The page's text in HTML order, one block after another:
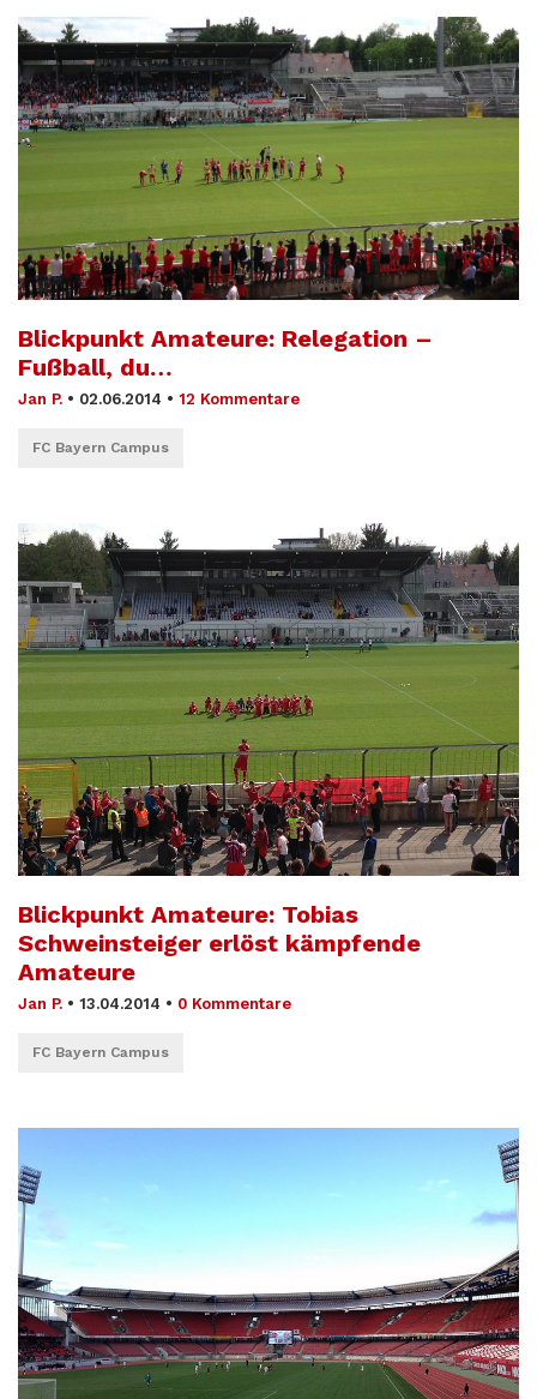
Blickpunkt Amateure: Relegation –
Fußball, du…
Jan P. • 02.06.2014 • 12 Kommentare
FC Bayern Campus
Blickpunkt Amateure: Tobias
Schweinsteiger erlöst kämpfende
Amateure
Jan P. • 13.04.2014 • 0 Kommentare
FC Bayern Campus